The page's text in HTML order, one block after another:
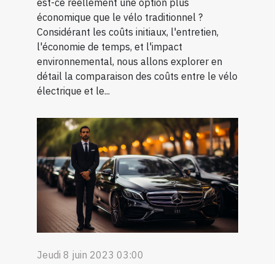
est-ce réellement une option plus
économique que le vélo traditionnel ?
Considérant les coûts initiaux, l'entretien,
l'économie de temps, et l'impact
environnemental, nous allons explorer en
détail la comparaison des coûts entre le vélo
électrique et le...
Jeudi 8 juin 2023 03:00